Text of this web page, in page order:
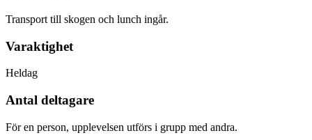
Transport till skogen och lunch ingår.
Varaktighet
Heldag
Antal deltagare
För en person, upplevelsen utförs i grupp med andra.